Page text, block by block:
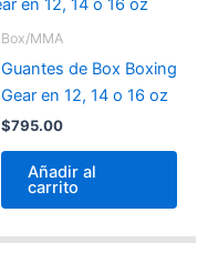
Box/MMA
Guantes de Box Boxing
Gear en 12, 14 o 16 oz
$795.00
Añadir al
carrito